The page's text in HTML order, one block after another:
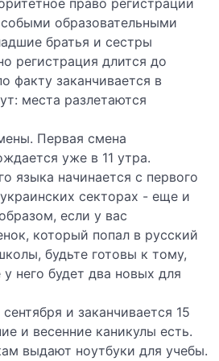
право регистрации
образовательными
братья и сестры
регистрация длится до
факту заканчивается в
места разлетаются
Первая смена
уже в 11 утра.
языка начинается с первого
секторах - еще и
если у вас
который попал в русский
будьте готовы к тому,
него будет два новых для
и заканчивается 15
и весенние каникулы есть.
выдают ноутбуки для учебы.